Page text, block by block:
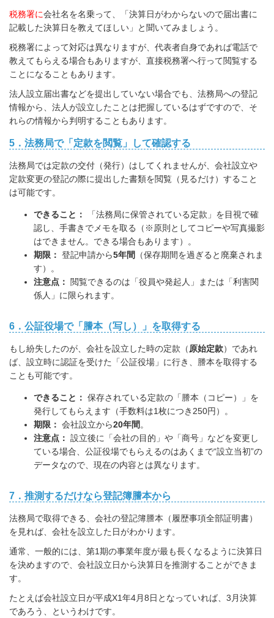
税務署に会社名を名乗って、「決算日がわからないので届出書に
記載した決算日を教えてほしい」と聞いてみましょう。
税務署によって対応は異なりますが、代表者自身であれば電話で
教えてもらえる場合もありますが、直接税務署へ行って閲覧する
ことになることもあります。
法人設立届出書などを提出していない場合でも、法務局への登記
情報から、法人が設立したことは把握しているはずですので、そ
れらの情報から判明することもあります。
5．法務局で「定款を閲覧」して確認する
法務局では定款の交付（発行）はしてくれませんが、会社設立や
定款変更の登記の際に提出した書類を閲覧（見るだけ）すること
は可能です。
できること：
「法務局に保管されている定款」を目視で確
認し、手書きでメモを取る（※原則としてコピーや写真撮影
はできません。できる場合もあります）。
期限： 登記申請から5年間
（保存期間を過ぎると廃棄されま
す）。
注意点：
閲覧できるのは「役員や発起人」または「利害関
係人」に限られます。
6．公証役場で「謄本（写し）」を取得する
もし紛失したのが、会社を設立した時の定款（原始定款）であれ
ば、設立時に認証を受けた「公証役場」に行き、謄本を取得する
ことも可能です。
できること： 保存されている定款の「謄本（コピー）」を
発行してもらえます（手数料は1枚につき250円）。
期限： 会社設立から20年間 。
注意点： 設立後に「会社の目的」や「商号」などを変更し
ている場合、公証役場でもらえるのはあくまで“設立当初”の
データなので、現在の内容とは異なります。
7．推測するだけなら登記簿謄本から
法務局で取得できる、会社の登記簿謄本（履歴事項全部証明書）
を見れば、会社を設立した日がわかります。
通常、一般的には、第1期の事業年度が最も長くなるように決算日
を決めますので、会社設立日から決算日を推測することができま
す。
たとえば会社設立日が平成X1年4月8日となっていれば、3月決算
であろう、というわけです。